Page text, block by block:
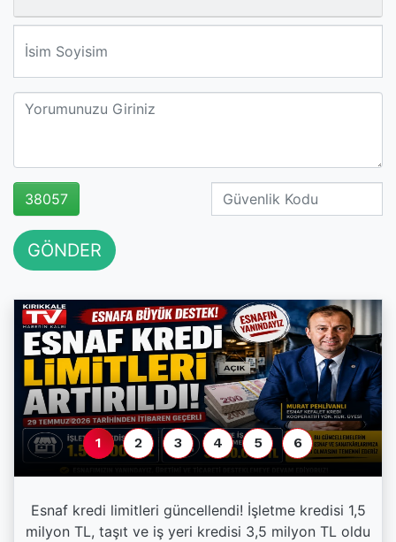
38057
GÖNDER
Esnaf kredi limitleri güncellendi! İşletme kredisi 1,5
milyon TL, taşıt ve iş yeri kredisi 3,5 milyon TL oldu
1 2 3 4 5 6